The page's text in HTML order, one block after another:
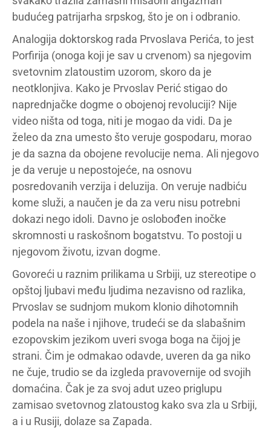
budućeg patrijarha srpskog, što je on i odbranio.
Analogija doktorskog rada Prvoslava Perića, to jest
Porfirija (onoga koji je sav u crvenom) sa njegovim
svetovnim zlatoustim uzorom, skoro da je
neotklonjiva. Kako je Prvoslav Perić stigao do
naprednjačke dogme o obojenoj revoluciji? Nije
video ništa od toga, niti je mogao da vidi. Da je
želeo da zna umesto što veruje gospodaru, morao
je da sazna da obojene revolucije nema. Ali njegovo
je da veruje u nepostojeće, na osnovu
posredovanih verzija i deluzija. On veruje nadbiću
kome služi, a naučen je da za veru nisu potrebni
dokazi nego idoli. Davno je oslobođen inočke
skromnosti u raskošnom bogatstvu. To postoji u
njegovom životu, izvan dogme.
Govoreći u raznim prilikama u Srbiji, uz stereotipe o
opštoj ljubavi među ljudima nezavisno od razlika,
Prvoslav se sudnjom mukom klonio dihotomnih
podela na naše i njihove, trudeći se da slabašnim
ezopovskim jezikom uveri svoga boga na čijoj je
strani. Čim je odmakao odavde, uveren da ga niko
ne čuje, trudio se da izgleda pravovernije od svojih
domaćina. Čak je za svoj adut uzeo priglupu
zamisao svetovnog zlatoustog kako sva zla u Srbiji,
a i u Rusiji, dolaze sa Zapada.